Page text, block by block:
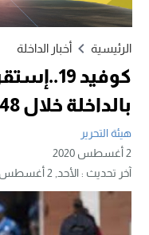
الرئيسية أخبار الداخلة
كوفيد
بالداخلة خلال 48 ساعة الأخيرة
هيئة التحرير
2 أغسطس 2020
آخر تحديث :الأحد, 2 أغسطس, 2020 - 11:19 صباحًا